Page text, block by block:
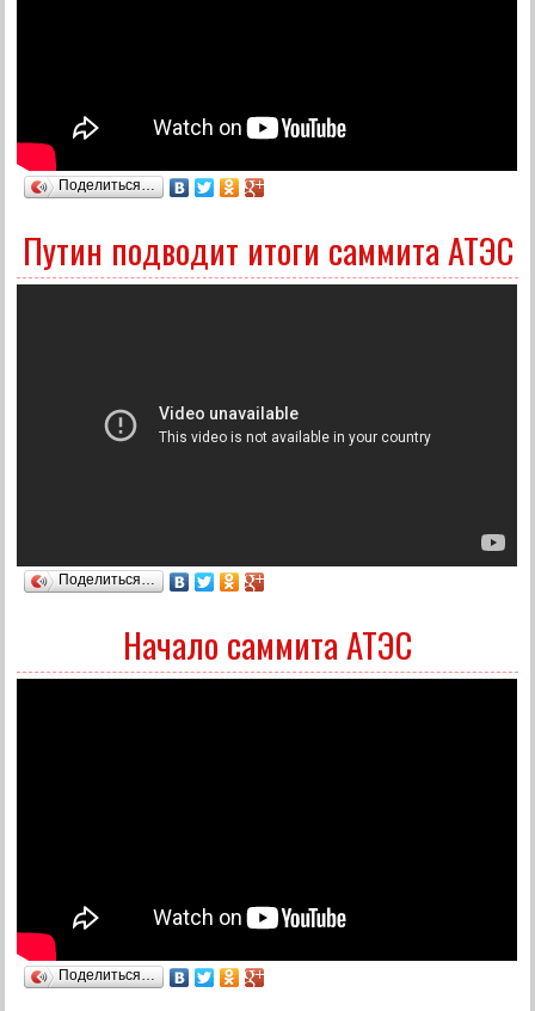
Поделиться…
Путин подводит итоги саммита АТЭС
Поделиться…
Начало саммита АТЭС
Поделиться…